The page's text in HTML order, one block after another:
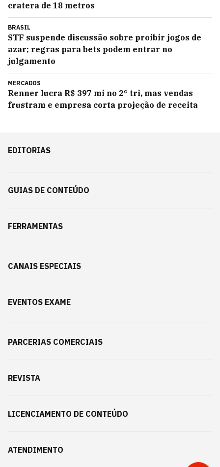
cratera de 18 metros
BRASIL
STF suspende discussão sobre proibir jogos de
azar; regras para bets podem entrar no
julgamento
MERCADOS
Renner lucra R$ 397 mi no 2° tri, mas vendas
frustram e empresa corta projeção de receita
EDITORIAS
GUIAS DE CONTEÚDO
FERRAMENTAS
CANAIS ESPECIAIS
EVENTOS EXAME
PARCERIAS COMERCIAIS
REVISTA
LICENCIAMENTO DE CONTEÚDO
ATENDIMENTO